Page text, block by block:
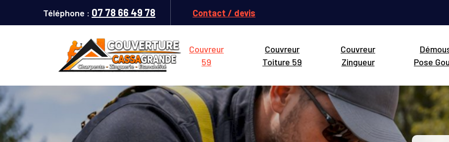
Téléphone : 07 78 66 49 78 Contact / devis
Couvreur
59
Couvreur
Toiture 59
Couvreur
Zingueur
Pose